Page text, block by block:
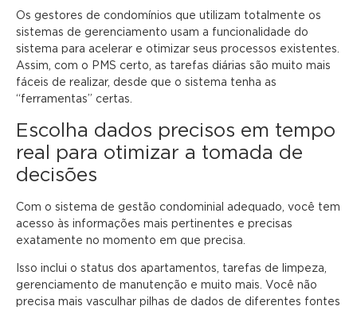
Os gestores de condomínios que utilizam totalmente os
sistemas de gerenciamento usam a funcionalidade do
sistema para acelerar e otimizar seus processos existentes.
Assim, com o PMS certo, as tarefas diárias são muito mais
fáceis de realizar, desde que o sistema tenha as
“ferramentas” certas.
Escolha dados precisos em tempo
real para otimizar a tomada de
decisões
Com o sistema de gestão condominial adequado, você tem
acesso às informações mais pertinentes e precisas
exatamente no momento em que precisa.
Isso inclui o status dos apartamentos, tarefas de limpeza,
gerenciamento de manutenção e muito mais. Você não
precisa mais vasculhar pilhas de dados de diferentes fontes